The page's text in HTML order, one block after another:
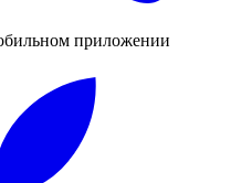
приложении